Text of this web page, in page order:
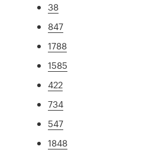
38
847
1788
1585
422
734
547
1848